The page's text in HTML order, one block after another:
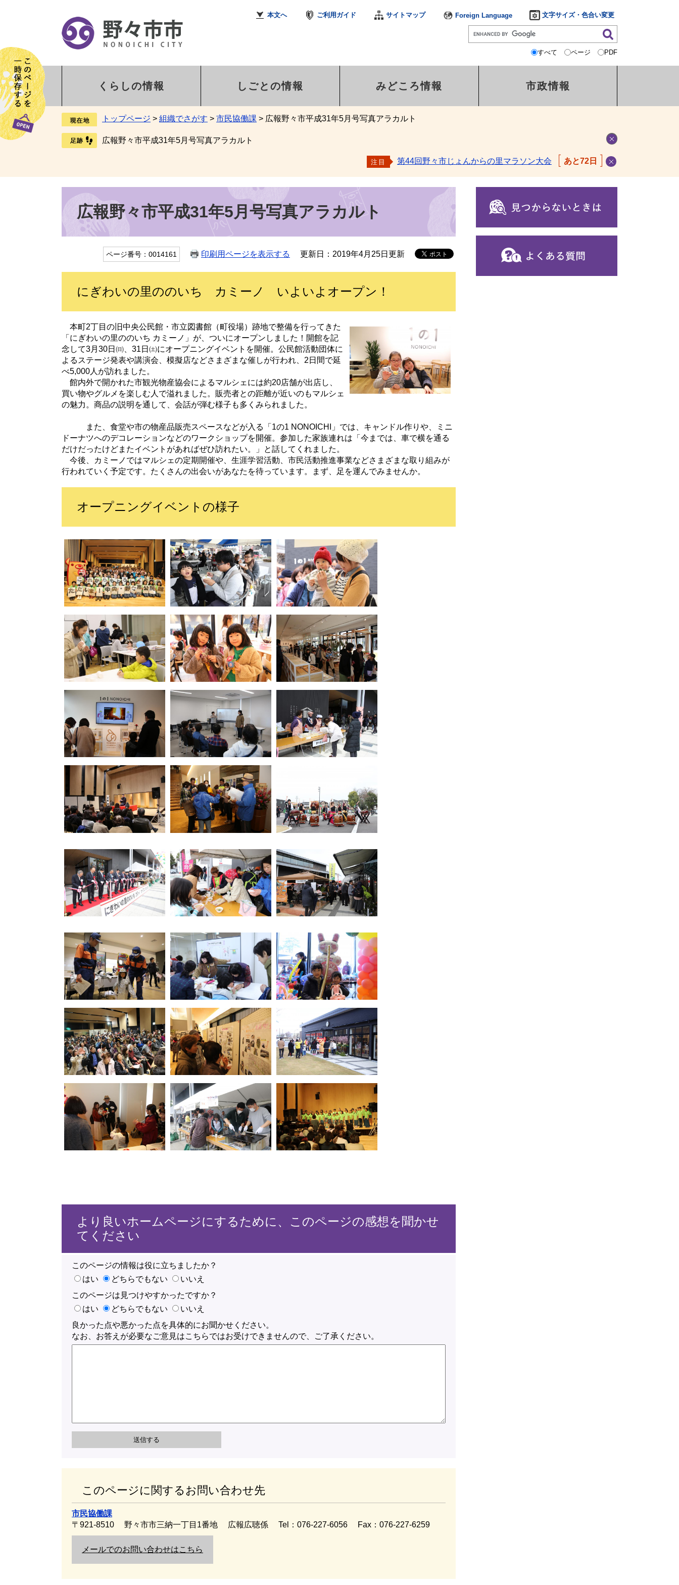
本文へ ご利用ガイド サイトマップ Foreign Language 文字サイズ・色合い変更
すべて ページ PDF
くらしの情報 しごとの情報 みどころ情報 市政情報
トップページ > 組織でさがす > 市民協働課 > 広報野々市平成31年5月号写真アラカルト
広報野々市平成31年5月号写真アラカルト
注目 第44回野々市じょんからの里マラソン大会 あと72日
広報野々市平成31年5月号写真アラカルト
ページ番号：0014161 印刷用ページを表示する 更新日：2019年4月25日更新
にぎわいの里ののいち カミーノ いよいよオープン！
本町2丁目の旧中央公民館・市立図書館（町役場）跡地で整備を行ってきた
「にぎわいの里ののいち カミーノ」が、ついにオープンしました！開館を記
念して3月30日㈰、31日㈯にオープニングイベントを開催。公民館活動団体に
よるステージ発表や講演会、模擬店などさまざまな催しが行われ、2日間で延
べ5,000人が訪れました。
館内外で開かれた市観光物産協会によるマルシェには約20店舗が出店し、
買い物やグルメを楽しむ人で溢れました。販売者との距離が近いのもマルシェ
の魅力。商品の説明を通して、会話が弾む様子も多くみられました。
また、食堂や市の物産品販売スペースなどが入る「1の1 NONOICHI」では、キャンドル作りや、ミニ
ドーナツへのデコレーションなどのワークショップを開催。参加した家族連れは「今までは、車で横を通る
だけだったけどまたイベントがあればぜひ訪れたい。」と話してくれました。
今後、カミーノではマルシェの定期開催や、生涯学習活動、市民活動推進事業などさまざまな取り組みが
行われていく予定です。たくさんの出会いがあなたを待っています。まず、足を運んでみませんか。
オープニングイベントの様子
より良いホームページにするために、このページの感想を聞かせ
てください
このページの情報は役に立ちましたか？
はい
どちらでもない
いいえ
このページは見つけやすかったですか？
はい
どちらでもない
いいえ
良かった点や悪かった点を具体的にお聞かせください。
なお、お答えが必要なご意見はこちらではお受けできませんので、ご了承ください。
このページに関するお問い合わせ先
市民協働課
〒921-8510
野々市市三納一丁目1番地 広報広聴係 Tel：076-227-6056 Fax：076-227-6259
メールでのお問い合わせはこちら